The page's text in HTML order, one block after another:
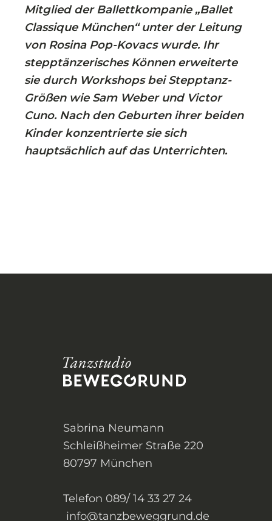
Mitglied der Ballettkompanie „Ballet
Classique München“ unter der Leitung
von Rosina Pop-Kovacs wurde. Ihr
stepptänzerisches Können erweiterte
sie durch Workshops bei Stepptanz-
Größen wie Sam Weber und Victor
Cuno. Nach den Geburten ihrer beiden
Kinder konzentrierte sie sich
hauptsächlich auf das Unterrichten.
Sabrina Neumann
Schleißheimer Straße 220
80797 München
Telefon 089/ 14 33 27 24
info@tanzbeweggrund.de